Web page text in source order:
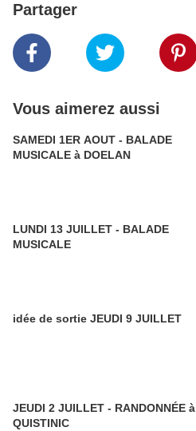
Partager
Vous aimerez aussi
SAMEDI 1ER AOUT - BALADE
MUSICALE à DOELAN
LUNDI 13 JUILLET - BALADE
MUSICALE
idée de sortie JEUDI 9 JUILLET
JEUDI 2 JUILLET - RANDONNÉE à
QUISTINIC